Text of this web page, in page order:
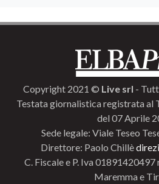
Copyright 2021 © Live srl -
Testata giornalistica registrata al
del 07 Aprile
Sede legale: Viale Teseo
Direttore: Paolo Chillè
C. Fiscale e P. Iva
Maremma e